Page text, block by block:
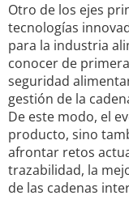
Otro de los ejes
tecnologías
para la industria
conocer de
seguridad
gestión de la
De este modo, el
producto, sino
afrontar retos
trazabilidad, la
de las cadenas